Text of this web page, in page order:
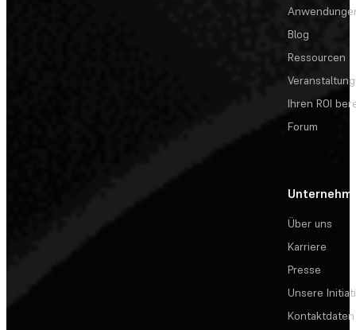
Blog
Ressourcen
Ihren ROI
Forum
Über uns
Karriere
Presse
Unsere
Kontaktdaten